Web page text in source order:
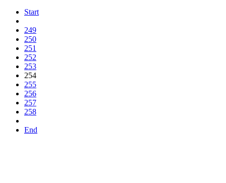
Start
249
250
251
252
253
254
255
256
257
258
End